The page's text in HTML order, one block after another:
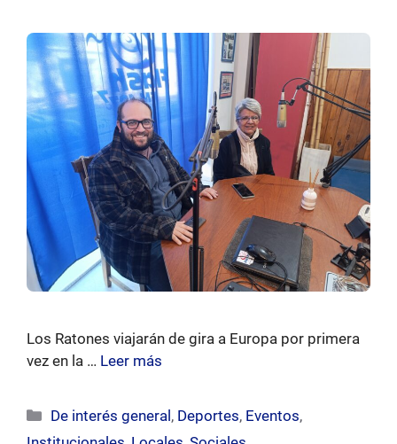
Los Ratones viajarán de gira a Europa por primera
vez en la … Leer más
Categorías
De interés general , Deportes, Eventos,